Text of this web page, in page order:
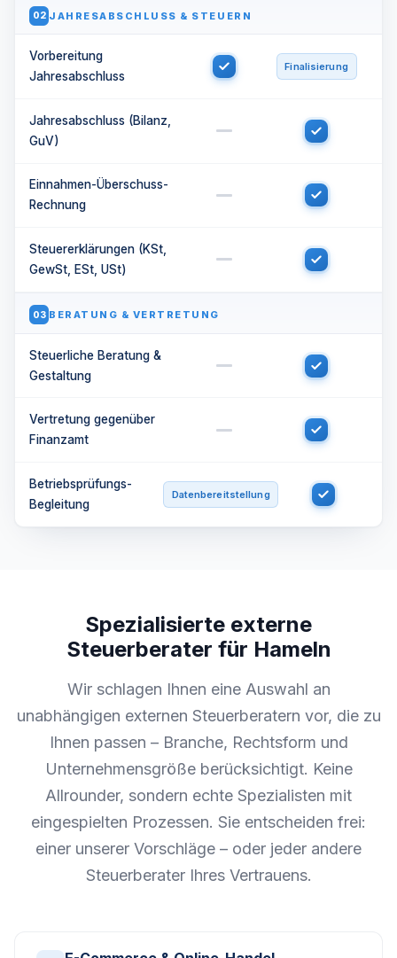
02 JAHRESABSCHLUSS & STEUERN
Vorbereitung
Jahresabschluss
Finalisierung
Jahresabschluss (Bilanz,
GuV)
Einnahmen-Überschuss-
Rechnung
Steuererklärungen (KSt,
GewSt, ESt, USt)
03 BERATUNG & VERTRETUNG
Steuerliche Beratung &
Gestaltung
Vertretung gegenüber
Finanzamt
Betriebsprüfungs-
Begleitung
Datenbereitstellung
Spezialisierte externe
Steuerberater für Hameln
Wir schlagen Ihnen eine Auswahl an
unabhängigen externen Steuerberatern vor, die zu
Ihnen passen – Branche, Rechtsform und
Unternehmensgröße berücksichtigt. Keine
Allrounder, sondern echte Spezialisten mit
eingespielten Prozessen. Sie entscheiden frei:
einer unserer Vorschläge – oder jeder andere
Steuerberater Ihres Vertrauens.